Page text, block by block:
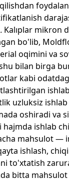
Kalıplar mikron
bo'lib,
oqimini va
bilan birga
kabi
uzluksiz
oshiradi va
hajmda ishlab
mahsulot —
ishlash,
to'xtatish
bitta